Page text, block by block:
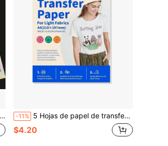
-11% 5 Hojas de papel de transferencia térmica para camisetas, vinilo de transferencia térmica imprimible para impresora de inyección de tinta, transferencias con plancha para telas claras y blancas, tamaño A4
$4.20